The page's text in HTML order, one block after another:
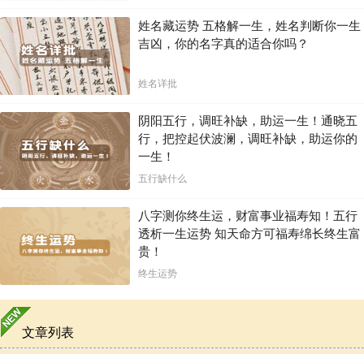
姓名藏运势 五格解一生，姓名判断你一生
吉凶，你的名字真的适合你吗？
姓名详批
阴阳五行，调旺补缺，助运一生！通晓五
行，把控起伏波澜，调旺补缺，助运你的
一生！
五行缺什么
八字测你终生运，财富事业福寿知！五行
透析一生运势 知天命方可福寿绵长终生富
贵！
终生运势
文章列表